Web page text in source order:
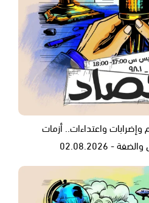
وإضرابات واعتداءات.. أزمات
02.08.2026